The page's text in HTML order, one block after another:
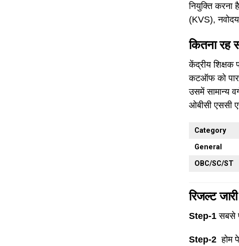
नियुक्ति करना
(KVS),
कितना
केंद्रीय शिक्षक
कटऑफ को पार
उसमें सामान्य
ओबीसी एससी
Category
General
OBC/SC/ST
रिजल्ट
Step-1 सबसे
Step-2 होम